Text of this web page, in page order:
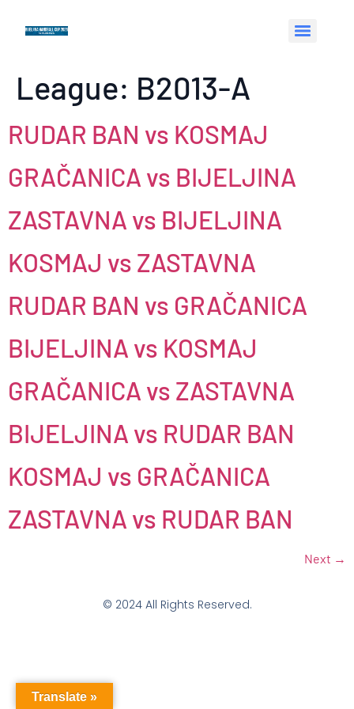
League: B2013-A
RUDAR BAN vs KOSMAJ
GRAČANICA vs BIJELJINA
ZASTAVNA vs BIJELJINA
KOSMAJ vs ZASTAVNA
RUDAR BAN vs GRAČANICA
BIJELJINA vs KOSMAJ
GRAČANICA vs ZASTAVNA
BIJELJINA vs RUDAR BAN
KOSMAJ vs GRAČANICA
ZASTAVNA vs RUDAR BAN
Next →
© 2024 All Rights Reserved.
Translate »